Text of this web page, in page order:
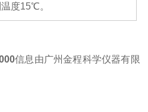
度15℃。
信息由广州金程科学仪器有限